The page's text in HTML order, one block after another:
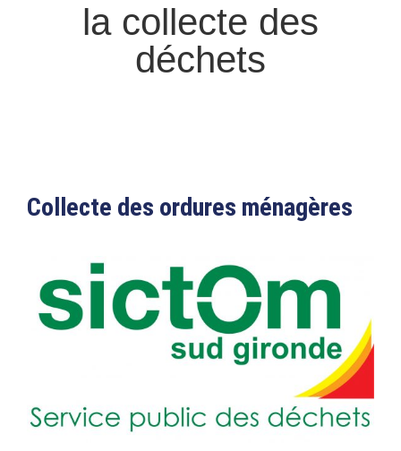
la collecte des
déchets
Collecte des ordures ménagères